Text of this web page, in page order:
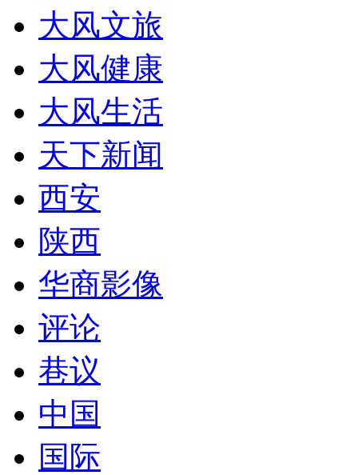
大风文旅
大风健康
大风生活
天下新闻
西安
陕西
华商影像
评论
巷议
中国
国际